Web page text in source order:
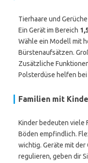
Tierhaare und
Ein Gerät im Bereich
Wähle ein Modell mit
Bürstenaufsätzen.
Zusätzliche
Polsterdüse helfen bei
Familien mit
Kinder bedeuten viele
Böden empfindlich.
wichtig. Geräte mit
regulieren, geben dir